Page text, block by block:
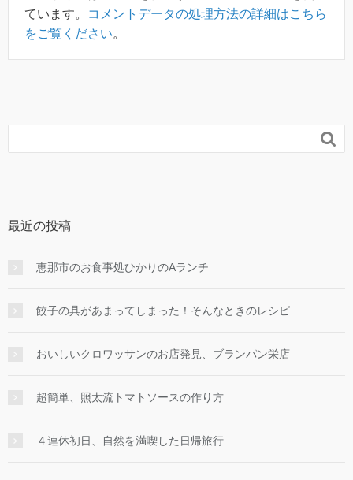
ています。
コメントデータの処理方法の詳細はこちら
をご覧ください。

最近の投稿
恵那市のお食事処ひかりのAランチ
餃子の具があまってしまった！そんなときのレシピ
おいしいクロワッサンのお店発見、ブランパン栄店
超簡単、照太流トマトソースの作り方
４連休初日、自然を満喫した日帰旅行